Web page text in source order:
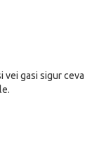
vei gasi sigur ceva